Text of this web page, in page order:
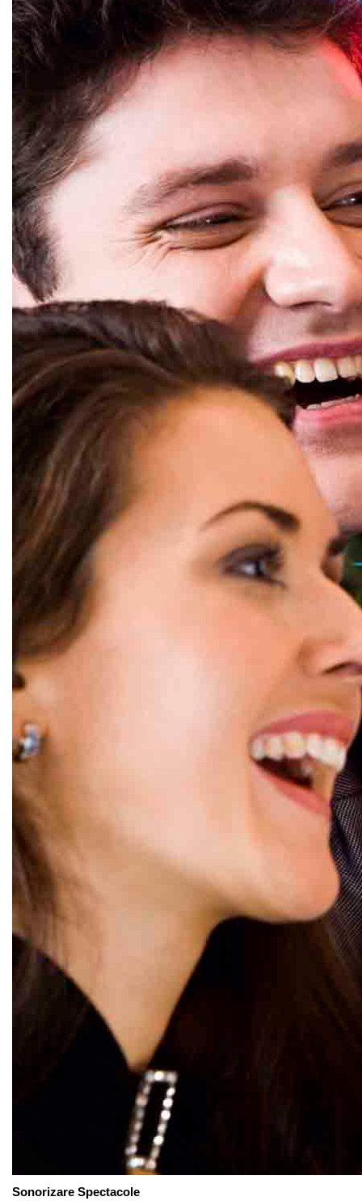
Sonorizare Spectacole